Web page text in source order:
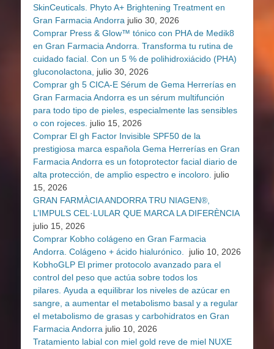
SkinCeuticals. Phyto A+ Brightening Treatment en
Gran Farmacia Andorra julio 30, 2026
Comprar Press & Glow™ tónico con PHA de Medik8
en Gran Farmacia Andorra. Transforma tu rutina de
cuidado facial. Con un 5 % de polihidroxiácido (PHA)
gluconolactona,
julio 30, 2026
Comprar gh 5 CICA-E Sérum de Gema Herrerías en
Gran Farmacia Andorra es un sérum multifunción
para todo tipo de pieles, especialmente las sensibles
o con rojeces. julio 15, 2026
Comprar El gh Factor Invisible SPF50 de la
prestigiosa marca española Gema Herrerías en Gran
Farmacia Andorra es un fotoprotector facial diario de
alta protección, de amplio espectro e incoloro. julio
15, 2026
GRAN FARMÀCIA ANDORRA TRU NIAGEN®,
L’IMPULS CEL·LULAR QUE MARCA LA DIFERÈNCIA
julio 15, 2026
Comprar Kobho colágeno en Gran Farmacia
Andorra. Colágeno + ácido hialurónico.
julio 10, 2026
KobhoGLP El primer protocolo avanzado para el
control del peso que actúa sobre todos los
pilares. Ayuda a equilibrar los niveles de azúcar en
sangre, a aumentar el metabolismo basal y a regular
el metabolismo de grasas y carbohidratos en Gran
Farmacia Andorra julio 10, 2026
Tratamiento labial con miel gold reve de miel NUXE